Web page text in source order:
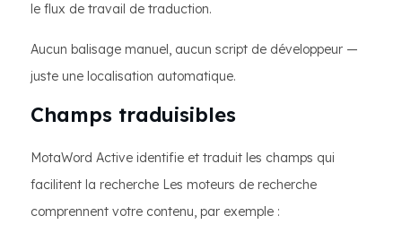
le flux de travail de traduction.
Aucun balisage manuel, aucun script de développeur —
juste une localisation automatique.
Champs traduisibles
MotaWord Active identifie et traduit les champs qui
facilitent la recherche Les moteurs de recherche
comprennent votre contenu, par exemple :